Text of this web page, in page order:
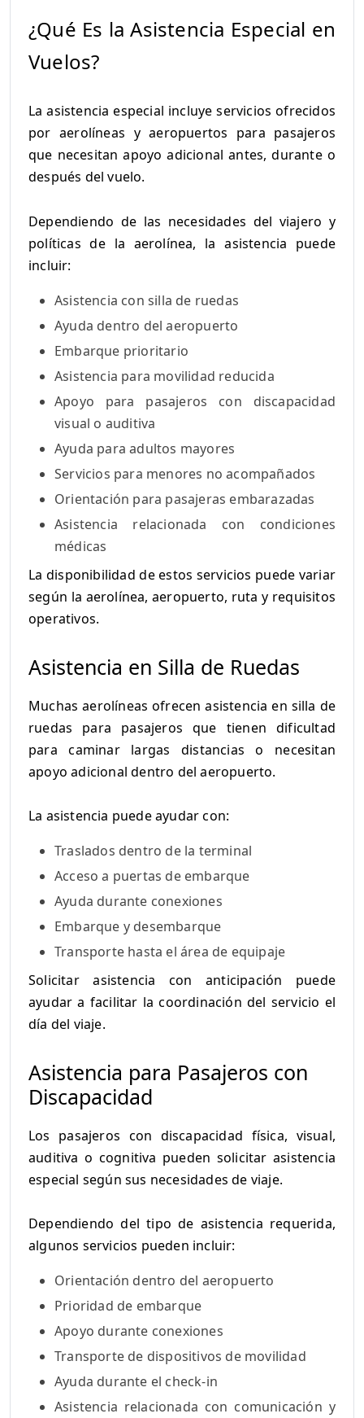
¿Qué Es la Asistencia Especial en
Vuelos?
La asistencia especial incluye servicios ofrecidos
por aerolíneas y aeropuertos para pasajeros
que necesitan apoyo adicional antes, durante o
después del vuelo.
Dependiendo de las necesidades del viajero y
políticas de la aerolínea, la asistencia puede
incluir:
Asistencia con silla de ruedas
Ayuda dentro del aeropuerto
Embarque prioritario
Asistencia para movilidad reducida
Apoyo para pasajeros con discapacidad
visual o auditiva
Ayuda para adultos mayores
Servicios para menores no acompañados
Orientación para pasajeras embarazadas
Asistencia relacionada con condiciones
médicas
La disponibilidad de estos servicios puede variar
según la aerolínea, aeropuerto, ruta y requisitos
operativos.
Asistencia en Silla de Ruedas
Muchas aerolíneas ofrecen asistencia en silla de
ruedas para pasajeros que tienen dificultad
para caminar largas distancias o necesitan
apoyo adicional dentro del aeropuerto.
La asistencia puede ayudar con:
Traslados dentro de la terminal
Acceso a puertas de embarque
Ayuda durante conexiones
Embarque y desembarque
Transporte hasta el área de equipaje
Solicitar asistencia con anticipación puede
ayudar a facilitar la coordinación del servicio el
día del viaje.
Asistencia para Pasajeros con
Discapacidad
Los pasajeros con discapacidad física, visual,
auditiva o cognitiva pueden solicitar asistencia
especial según sus necesidades de viaje.
Dependiendo del tipo de asistencia requerida,
algunos servicios pueden incluir:
Orientación dentro del aeropuerto
Prioridad de embarque
Apoyo durante conexiones
Transporte de dispositivos de movilidad
Ayuda durante el check-in
Asistencia relacionada con comunicación y